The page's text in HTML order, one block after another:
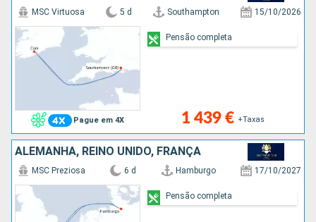
Pague em 4X
MSC Virtuosa 5 d Southampton 15/10/2026
1 439 € +Taxas
Pensão completa
ALEMANHA, REINO UNIDO, FRANÇA
MSC Preziosa 6 d Hamburgo 17/10/2027
Pensão completa